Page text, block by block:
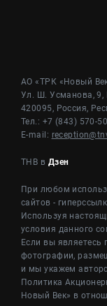
АО «ТРК «Новый
Ул. Ш. Усманова, 9,
420095, Россия,
Тел.: +7 (843) 570-
E-mail:
ТНВ в Дзен
При любом
сайтов -
Используя
условия данного
Если вы являетесь
фотографии,
и мы укажем
Политика
Новый Век» в